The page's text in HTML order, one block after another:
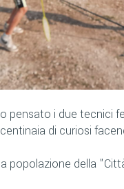
pensato i due tecnici
di curiosi
popolazione della